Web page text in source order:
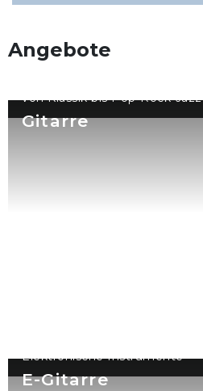
Angebote
Gitarre
von Klassik bis Pop-Rock-Jazz
E-Gitarre
Elektronische Instrumente